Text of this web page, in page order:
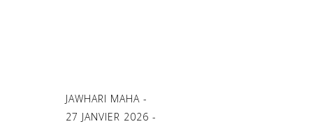
JAWHARI MAHA
27 JANVIER 2026